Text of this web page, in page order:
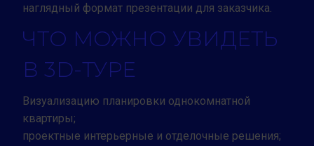
наглядный формат презентации для заказчика.
ЧТО МОЖНО УВИДЕТЬ
В 3D-ТУРЕ
Визуализацию планировки однокомнатной
квартиры;
проектные интерьерные и отделочные решения;